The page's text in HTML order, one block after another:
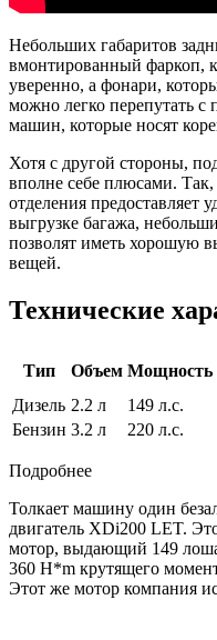
Небольших габаритов
вмонтированный фаркоп,
уверенно, а фонари,
можно легко перепутать
машин, которые носят
Хотя с другой стороны,
вполне себе плюсами. Так,
отделения предоставляет
выгрузке багажа,
позволят иметь хорошую
вещей.
Технические
Тип Объем Мощность
Дизель 2.2 л 149 л.с.
Бензин 3.2 л 220 л.с.
Подробнее
Толкает машину один
двигатель XDi200 LET.
мотор, выдающий 149
360 H*m крутящего
Этот же мотор компания